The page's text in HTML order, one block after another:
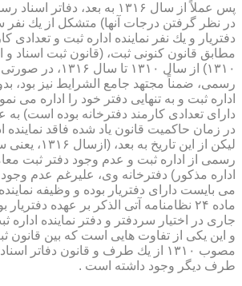
پس عملاً از سال ۱۳۱۶ به بعد،
در نظر گرفتن درجات آنها) متشكل از یك نفر
دفتریار و یك نفر نماینده اداره ثبت و تعدادی
مطابق قانون كنونی ثبت، (قانون ثبت اسناد
۱۳۱۰) از سال ۱۳۱۰ تا
رسمی، ضمناً مجتهد جامع الشرایط نیز بود،
اداره ثبت و به تنهایی دفتر خود را اداره می
دارای تعدادی كارمند دفترخانه بوده است)
در زمان حاكمیت قانون یاد شده فاقد نماینده
لیكن از این
رسمی از اداره ثبت و عدم وجود دفتر ثبت
اداره مذكور) دفترخانه وی، علیرغم عدم وجود
می بایست دارای دفتریار بوده و وظیفه
ماده ۲۴ نظامنامه آتی الذكر بر عهده
جاری در اختیار سردفتر و دفتر نماینده اداره
و این یكی از تفاوت هایی است كه بین قانون
طرف دیگر وجود داشته است .